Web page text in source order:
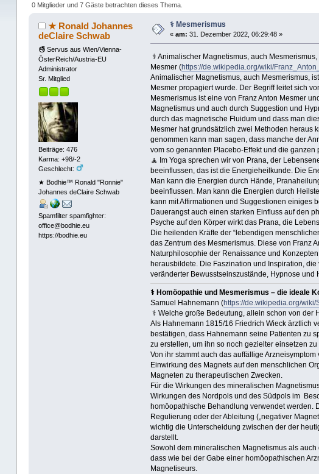
0 Mitglieder und 7 Gäste betrachten dieses Thema.
★ Ronald Johannes
deClaire Schwab
🚭 Servus aus Wien/Vienna-
ÖsterReich/Austria-EU
Administrator
Sr. Mitglied
Beiträge: 476
Karma: +98/-2
Geschlecht:
★ Bodhie™ Ronald "Ronnie"
Johannes deClaire Schwab
Spamfilter spamfighter:
office@bodhie.eu
https://bodhie.eu
⚕ Mesmerismus
« am: 31. Dezember 2022, 06:29:48 »
⚕ Animalischer Magnetismus, auch
Mesmer (https://de.wikipedia.org/wiki/
Animalischer Magnetismus, auch Mesmerismus,
Mesmer propagiert wurde. Der Begriff leitet sich
Mesmerismus ist eine von Franz Anton Mesmer
Magnetismus und auch durch Suggestion und
durch das magnetische Fluidum und dass man
Mesmer hat grundsätzlich zwei Methoden heraus
genommen kann man sagen, dass manche der
vom so genannten Placebo-Effekt und die
🧘 Im Yoga sprechen wir von Prana, der
beeinflussen, das ist die Energieheilkunde. Die
Man kann die Energien durch Hände,
beeinflussen. Man kann die Energien durch
kann mit Affirmationen und Suggestionen einiges
Dauerangst auch einen starken Einfluss auf den
Psyche auf den Körper wirkt das Prana, die
Die heilenden Kräfte der “lebendigen
das Zentrum des Mesmerismus. Diese von Franz
Naturphilosophie der Renaissance und
herausbildete. Die Faszination und Inspiration,
veränderter Bewusstseinszustände, Hypnose
⚕ Homöopathie und Mesmerismus – die ideale
Samuel Hahnemann (https://de.wikipedia.org/
⚕ Welche große Bedeutung, allein schon von der
Als Hahnemann 1815/16 Friedrich Wieck ärztlich
bestätigen, dass Hahnemann seine Patienten zu
zu erstellen, um ihn so noch gezielter einsetzen
Von ihr stammt auch das auffällige
Einwirkung des Magnets auf den menschlichen
Magneten zu therapeutischen Zwecken.
Für die Wirkungen des mineralischen
Wirkungen des Nordpols und des Südpols im
homöopathische Behandlung verwendet werden.
Regulierung oder der Ableitung („negativer
wichtig die Unterscheidung zwischen der der
darstellt.
Sowohl dem mineralischen Magnetismus als
dass wie bei der Gabe einer homöopathischen
Magnetiseurs.